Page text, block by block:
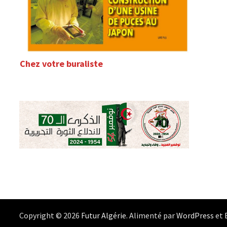
Chez votre buraliste
Copyright © 2026 Futur Algérie. Alimenté parWordPress et